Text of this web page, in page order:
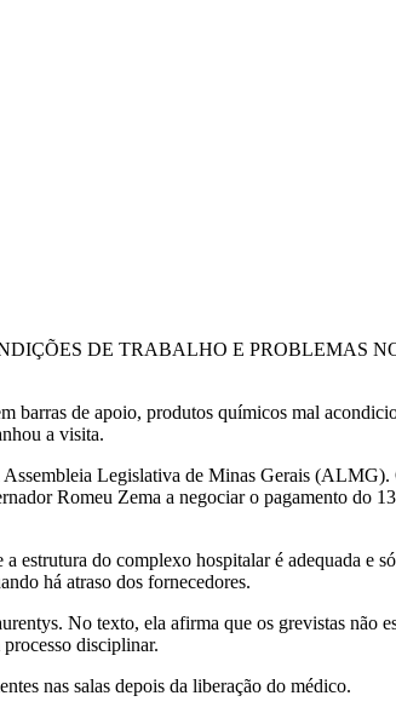
DE TRABALHO E PROBLEMAS
barras de apoio, produtos químicos mal
a visita.
Legislativa de Minas Gerais (ALMG).
Romeu Zema a negociar o pagamento do
do complexo hospitalar é adequada e
há atraso dos fornecedores.
No texto, ela afirma que os grevistas não
disciplinar.
nas salas depois da liberação do médico.